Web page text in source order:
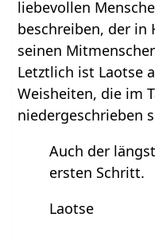
liebevollen
beschreiben, der in
seinen
Letztlich ist Laotse
Weisheiten, die im
niedergeschrieben
Auch der
ersten Schritt.
Laotse